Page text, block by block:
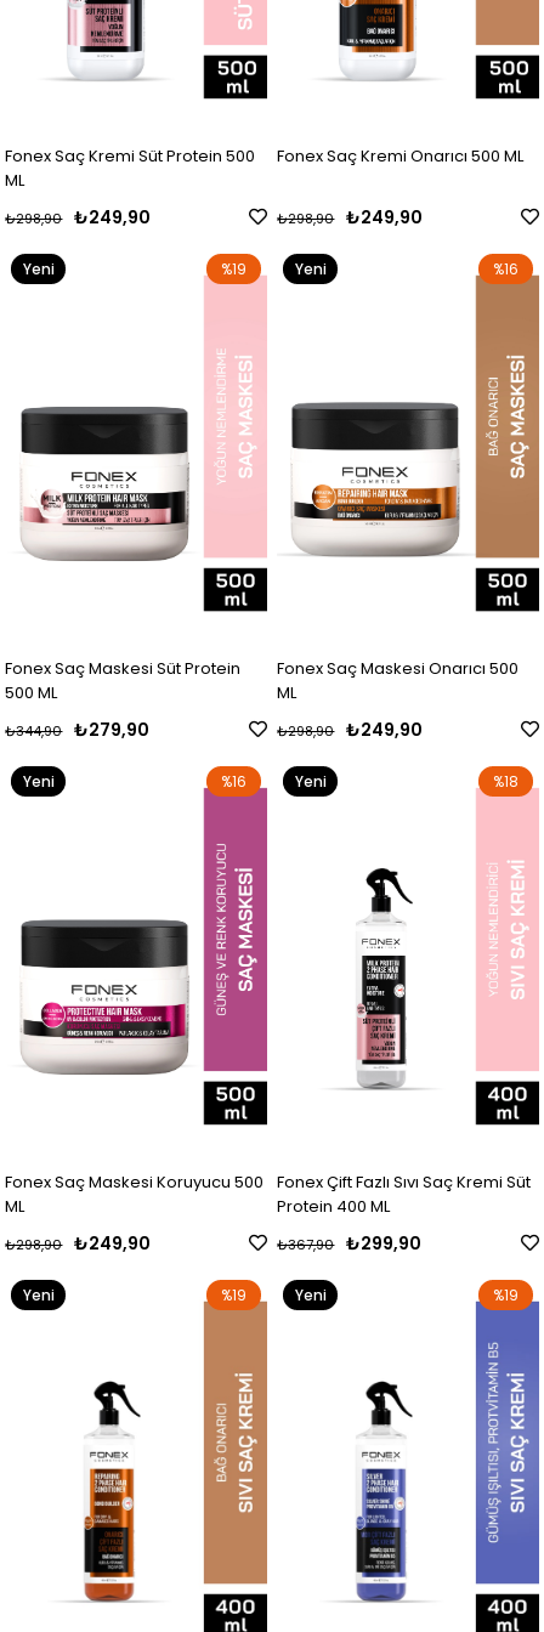
Fonex Saç Kremi Süt Protein 500
ML
₺249,90
₺298,90
Fonex Saç Kremi Onarıcı 500 ML
₺249,90
₺298,90
Fonex Saç Maskesi Süt Protein
500 ML
₺279,90
₺344,90
%19
Yeni
Fonex Saç Maskesi Onarıcı 500
ML
₺249,90
₺298,90
%16
Yeni
Fonex Saç Maskesi Koruyucu 500
ML
₺249,90
₺298,90
%16
Yeni
Fonex Çift Fazlı Sıvı Saç Kremi Süt
Protein 400 ML
₺299,90
₺367,90
%18
Yeni
%19
Yeni
%19
Yeni